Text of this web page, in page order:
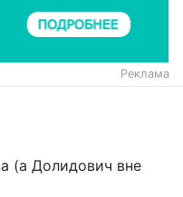
Реклама
(а Долидович вне